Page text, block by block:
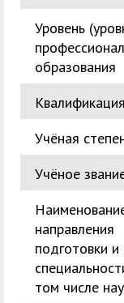
Уровень
образования
Квалификация
Учёная
Учёное
направления
подготовки и
том числе